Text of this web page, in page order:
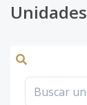
Unidades